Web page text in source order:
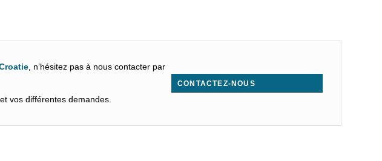
, n’hésitez pas à nous contacter par
vos différentes demandes.
CONTACTEZ-NOUS